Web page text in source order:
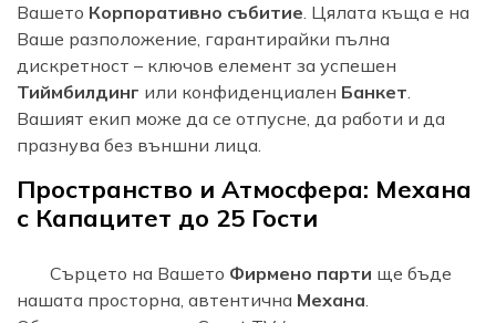
Вашето Корпоративно събитие. Цялата къща е на
Ваше разположение, гарантирайки пълна
дискретност – ключов елемент за успешен
Тиймбилдинг или конфиденциален Банкет.
Вашият екип може да се отпусне, да работи и да
празнува без външни лица.
Пространство и Атмосфера: Механа
с Капацитет до 25 Гости
Сърцето на Вашето Фирмено парти ще бъде
нашата просторна, автентична Механа.